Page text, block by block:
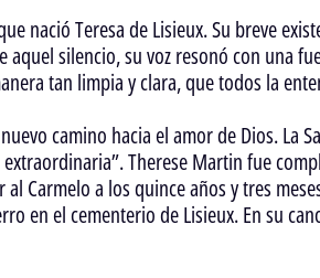
nació Teresa de Lisieux. Su breve
silencio, su voz resonó con una
tan limpia y clara, que todos la
camino hacia el amor de Dios. La
Therese Martin fue
Carmelo a los quince años y tres
en el cementerio de Lisieux. En su